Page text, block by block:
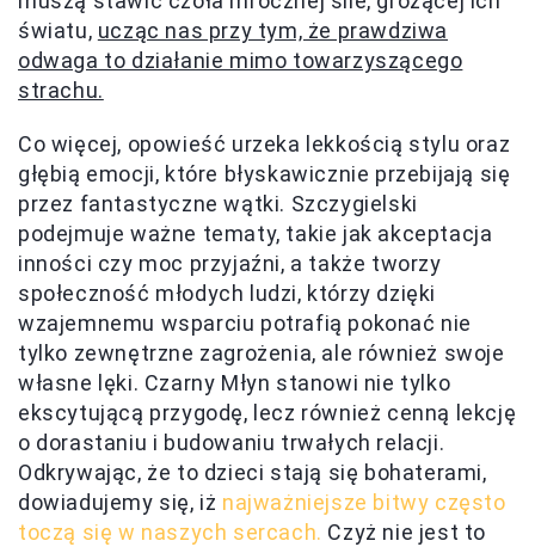
światu, ucząc nas przy tym, że prawdziwa
odwaga to działanie mimo towarzyszącego
strachu.
Co więcej, opowieść urzeka lekkością stylu oraz
głębią emocji, które błyskawicznie przebijają się
przez fantastyczne wątki. Szczygielski
podejmuje ważne tematy, takie jak akceptacja
inności czy moc przyjaźni, a także tworzy
społeczność młodych ludzi, którzy dzięki
wzajemnemu wsparciu potrafią pokonać nie
tylko zewnętrzne zagrożenia, ale również swoje
własne lęki. Czarny Młyn stanowi nie tylko
ekscytującą przygodę, lecz również cenną lekcję
o dorastaniu i budowaniu trwałych relacji.
Odkrywając, że to dzieci stają się bohaterami,
dowiadujemy się, iż najważniejsze bitwy często
toczą się w naszych sercach. Czyż nie jest to